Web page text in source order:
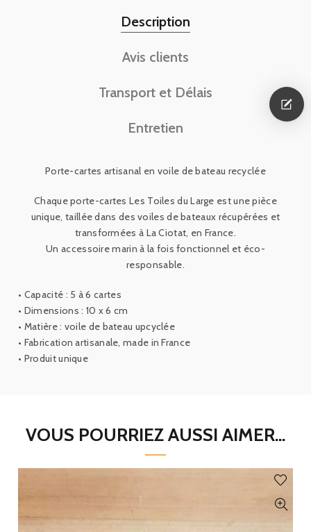
Description
Avis clients
Transport et Délais
Entretien
Porte-cartes artisanal en voile de bateau recyclée
Chaqueporte-cartesLes Toiles duLarge est une pièce
unique, taillée dans des voiles de bateaux récupérées et
transformées à LaCiotat, en France.
Un accessoire marin à la fois fonctionnel et éco-
responsable.
• Capacité : 5 à6 cartes
• Dimensions : 10 x6 cm
• Matière: voile de bateau upcyclée
• Fabrication artisanale, made in France
• Produitunique
VOUS POURRIEZ AUSSI AIMER...